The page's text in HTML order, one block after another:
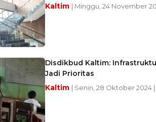
Kaltim | Minggu, 24 November
Disdikbud Kaltim:
Jadi Prioritas
Kaltim | Senin, 28 Oktober 2024 |